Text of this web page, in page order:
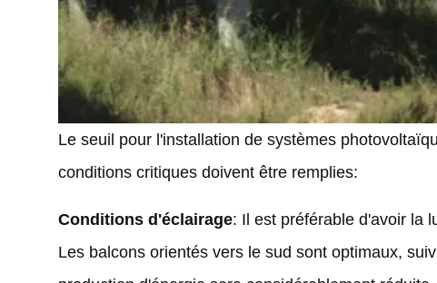
Le seuil pour l'installation de systèmes
conditions critiques doivent être remplies:
Conditions d'éclairage: Il est préférable d'avoir la
Les balcons orientés vers le sud sont optimaux,